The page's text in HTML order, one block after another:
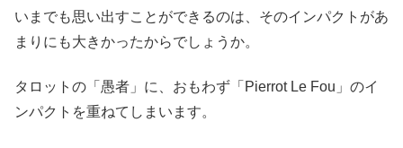
いまでも思い出すことができるのは、そのインパクトがあ
まりにも大きかったからでしょうか。
タロットの「愚者」に、おもわず「Pierrot Le Fou」のイ
ンパクトを重ねてしまいます。